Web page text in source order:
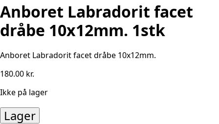
Anboret Labradorit facet
dråbe 10x12mm. 1stk
Anboret Labradorit facet dråbe 10x12mm.
180.00 kr.
Ikke på lager
Lager